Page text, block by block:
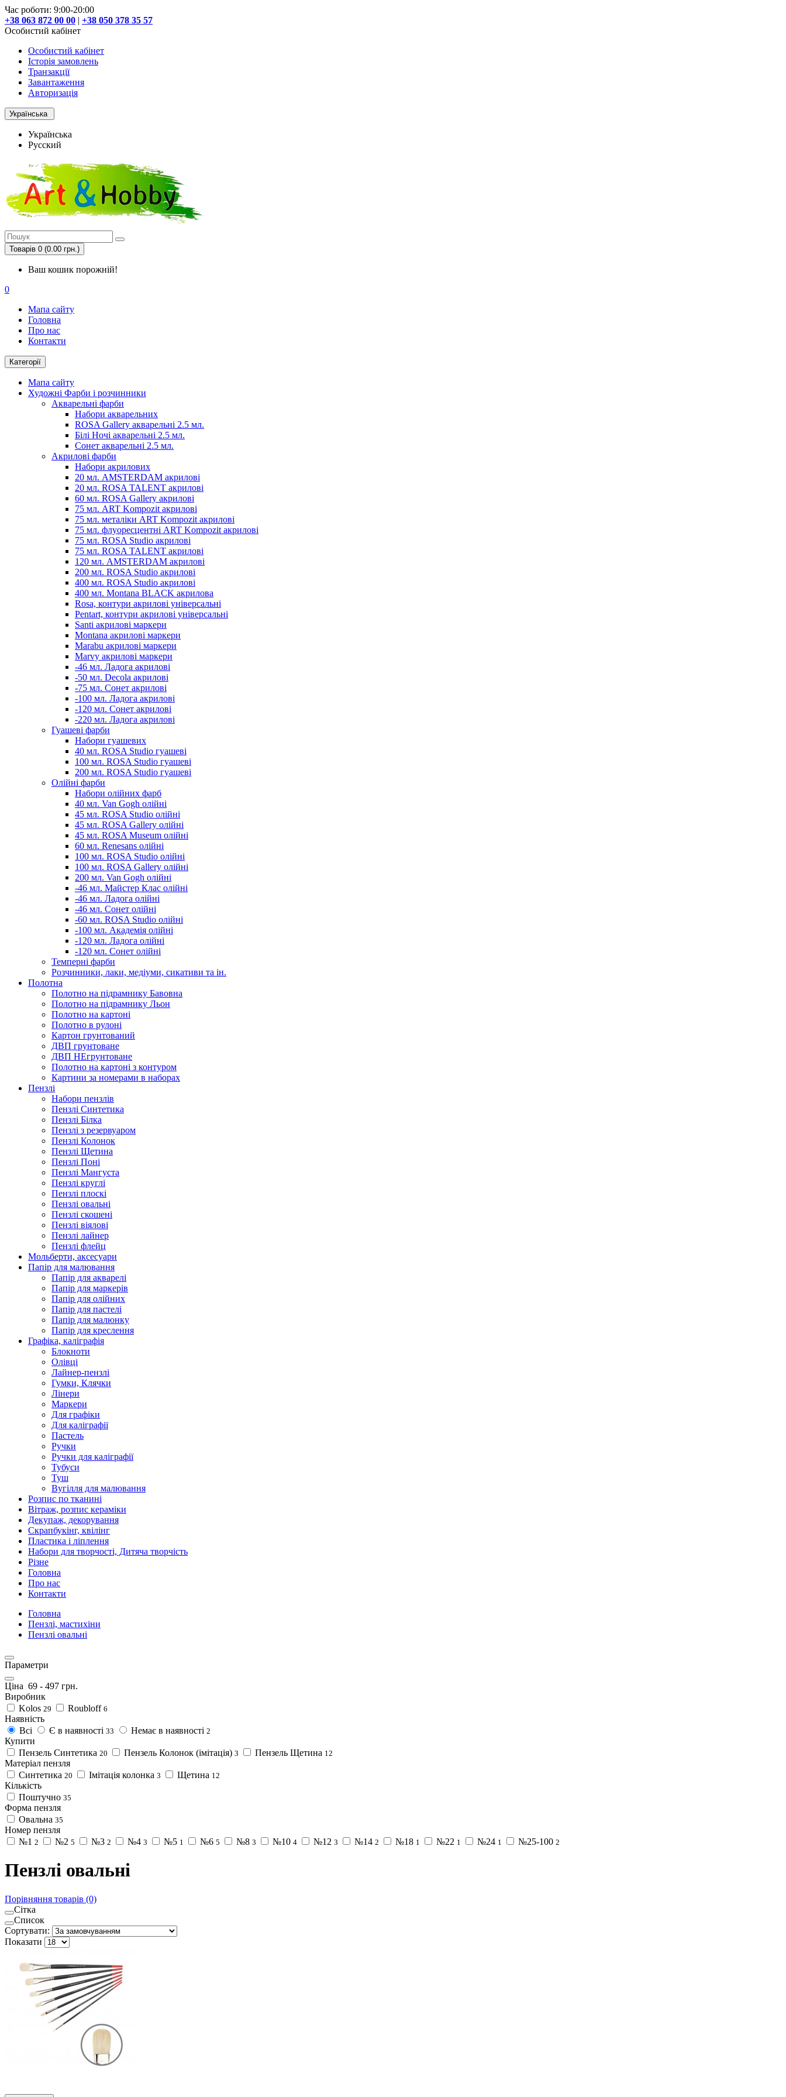
Час роботи: 9:00-20:00
+38 063 872 00 00 | +38 050 378 35 57
Особистий кабінет
Особистий кабінет
Історія замовлень
Транзакції
Завантаження
Авторизація
Українська
Українська
Русский
Товарів 0 (0.00 грн.)
Ваш кошик порожній!
0
Мапа сайту
Головна
Про нас
Контакти
Категорії
Мапа сайту
Художні Фарби і розчинники
Акварельні фарби
Набори акварельних
ROSA Gallery акварельні 2.5 мл.
Білі Ночі акварельні 2.5 мл.
Сонет акварельні 2.5 мл.
Акрилові фарби
Набори акрилових
20 мл. AMSTERDAM акрилові
20 мл. ROSA TALENT акрилові
60 мл. ROSA Gallery акрилові
75 мл. ART Kompozit акрилові
75 мл. металіки ART Kompozit акрилові
75 мл. флуоресцентні ART Kompozit акрилові
75 мл. ROSA Studio акрилові
75 мл. ROSA TALENT акрилові
120 мл. AMSTERDAM акрилові
200 мл. ROSA Studio акрилові
400 мл. ROSA Studio акрилові
400 мл. Montana BLACK акрилова
Rosa, контури акрилові універсальні
Pentart, контури акрилові універсальні
Santi акрилові маркери
Montana акрилові маркери
Marabu акрилові маркери
Marvy акрилові маркери
-46 мл. Ладога акрилові
-50 мл. Decola акрилові
-75 мл. Сонет акрилові
-100 мл. Ладога акрилові
-120 мл. Сонет акрилові
-220 мл. Ладога акрилові
Гуашеві фарби
Набори гуашевих
40 мл. ROSA Studio гуашеві
100 мл. ROSA Studio гуашеві
200 мл. ROSA Studio гуашеві
Олійні фарби
Набори олійних фарб
40 мл. Van Gogh олійні
45 мл. ROSA Studio олійні
45 мл. ROSA Gallery олійні
45 мл. ROSA Museum олійні
60 мл. Renesans олійні
100 мл. ROSA Studio олійні
100 мл. ROSA Gallery олійні
200 мл. Van Gogh олійні
-46 мл. Майстер Клас олійні
-46 мл. Ладога олійні
-46 мл. Сонет олійні
-60 мл. ROSA Studio олійні
-100 мл. Академія олійні
-120 мл. Ладога олійні
-120 мл. Сонет олійні
Темперні фарби
Розчинники, лаки, медіуми, сикативи та ін.
Полотна
Полотно на підрамнику Бавовна
Полотно на підрамнику Льон
Полотно на картоні
Полотно в рулоні
Картон грунтований
ДВП грунтоване
ДВП НЕгрунтоване
Полотно на картоні з контуром
Картини за номерами в наборах
Пензлі
Набори пензлів
Пензлі Синтетика
Пензлі Білка
Пензлі з резервуаром
Пензлі Колонок
Пензлі Щетина
Пензлі Поні
Пензлі Мангуста
Пензлі круглі
Пензлі плоскі
Пензлі овальні
Пензлі скошені
Пензлі віялові
Пензлі лайнер
Пензлі флейц
Мольберти, аксесуари
Папір для малювання
Папір для акварелі
Папір для маркерів
Папір для олійних
Папір для пастелі
Папір для малюнку
Папір для креслення
Графіка, каліграфія
Блокноти
Олівці
Лайнер-пензлі
Гумки, Клячки
Лінери
Маркери
Для графіки
Для каліграфії
Пастель
Ручки
Ручки для каліграфії
Тубуси
Туш
Вугілля для малювання
Розпис по тканині
Вітраж, розпис кераміки
Декупаж, декорування
Скрапбукінг, квілінг
Пластика і ліплення
Набори для творчості, Дитяча творчість
Різне
Головна
Про нас
Контакти
Головна
Пензлі, мастихіни
Пензлі овальні
Параметри
Ціна 69 - 497 грн.
Виробник
Kolos 29 Roubloff 6
Наявність
Всі
Є в наявності 33 Немає в наявності 2
Купити
Пензель Синтетика 20 Пензель Колонок (імітація) 3 Пензель Щетина 12
Матеріал пензля
Синтетика 20 Імітація колонка 3 Щетина 12
Кількість
Поштучно 35
Форма пензля
Овальна 35
Номер пензля
№1 2 №2 5 №3 2 №4 3 №5 1 №6 5 №8 3 №10 4 №12 3 №14 2 №18 1 №22 1 №24 1 №25-100 2
Пензлі овальні
Порівняння товарів (0)
Сітка
Список
Сортувати:
Показати